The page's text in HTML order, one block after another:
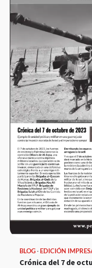
BLOG EDICIÓN
Crónica del 7 de